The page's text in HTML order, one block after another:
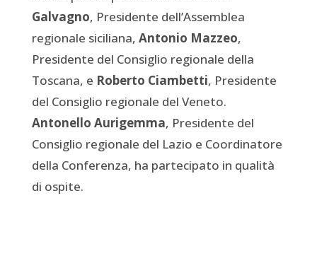
Galvagno, Presidente dell’Assemblea
regionale siciliana, Antonio Mazzeo,
Presidente del Consiglio regionale della
Toscana, e Roberto Ciambetti, Presidente
del Consiglio regionale del Veneto.
Antonello Aurigemma, Presidente del
Consiglio regionale del Lazio e Coordinatore
della Conferenza, ha partecipato in qualità
di ospite.